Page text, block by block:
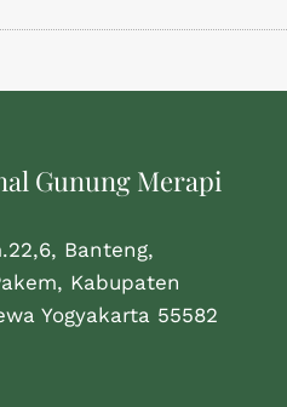
Gunung Merapi
Banteng,
Kabupaten
Yogyakarta 55582